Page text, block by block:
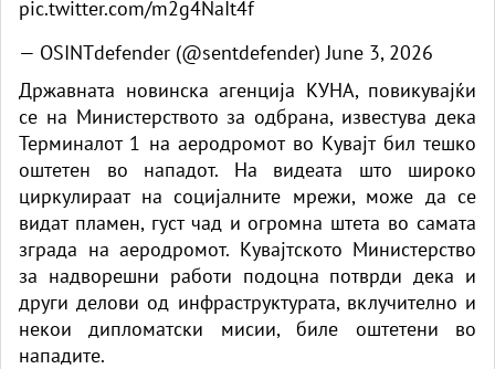
pic.twitter.com/m2g4NaIt4f
— OSINTdefender (@sentdefender) June 3, 2026
Државната новинска агенција КУНА, повикувајќи
се на Министерството за одбрана, известува дека
Терминалот 1 на аеродромот во Кувајт бил тешко
оштетен во нападот. На видеата што широко
циркулираат на социјалните мрежи, може да се
видат пламен, густ чад и огромна штета во самата
зграда на аеродромот. Кувајтското Министерство
за надворешни работи подоцна потврди дека и
други делови од инфраструктурата, вклучително и
некои дипломатски мисии, биле оштетени во
нападите.